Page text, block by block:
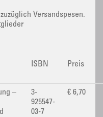
Versandspesen.
ISBN Preis
–
3-
925547-
03-7
€ 6,70